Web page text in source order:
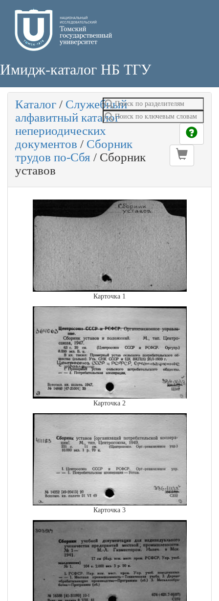
Имидж-каталог НБ ТГУ
Каталог / Служебный
алфавитный каталог
непериодических
документов / Сборник
трудов по-Сбя / Сборник
уставов
Карточка 1
Карточка 2
Карточка 3